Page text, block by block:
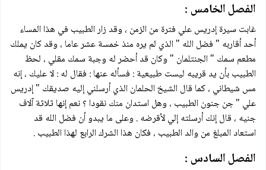
الفصل الخامس :
غابت سيرة إدريس علي فترة من الزمن ، وقد زار الطبيب في هذا المساء
أحد أقاربه " فضل الله " الذي لم يره منذ خمسة عشر عاما ، وقد كان يملك
مطعم سمك " الجنتلمان " وكان قد أحضر له وجبة سمك مقلي ، لحظ
الطبيب بأن يد قريبه ليست طبيعية : فسأله عنها : فقال له : لا عليك ، إنه
مس شيطاني ، كما قال الشيخ الحلمان الذي أرسلني إليه صديقك " إدريس
علي " جن جنون الطبيب ، وهل استدان منك نقودا ؟ نعم إنها ثلاثة آلاف
جنيه ، قال إنك أرسلته إلي لأقرضه . وعلى ما يبدو أن فضل الله قد
استعاد المبلغ من والد الطبيب ، فكان هذا الشرك الرابع لهذا الطبيب .
الفصل السادس :